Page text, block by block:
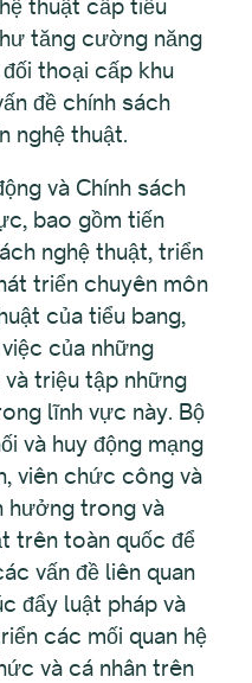
thuật cấp tiểu
tăng cường năng
thoại cấp khu
đề chính sách
nghệ thuật.
và Chính sách
bao gồm tiến
nghệ thuật, triển
triển chuyên môn
của tiểu bang,
của những
triệu tập những
lĩnh vực này. Bộ
và huy động mạng
viên chức công và
hưởng trong và
trên toàn quốc để
vấn đề liên quan
đẩy luật pháp và
các mối quan hệ
và cá nhân trên